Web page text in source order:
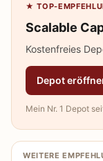
★ TOP-
Scalable
Kostenfreies
Depot
Mein Nr. 1 Depot
WEITERE